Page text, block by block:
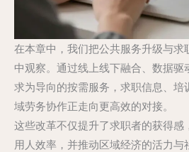
在本章中，我们把公共服务升级与
中观察。通过线上线下融合、数据
求为导向的按需服务，求职信息、培
域劳务协作正走向更高效的对接。
这些改革不仅提升了求职者的获得感
用人效率，并推动区域经济的活力与